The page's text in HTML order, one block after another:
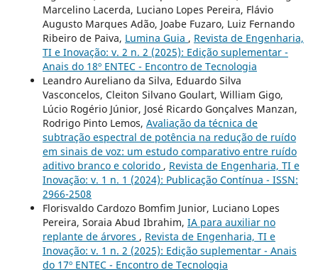
Marcelino Lacerda, Luciano Lopes Pereira, Flávio
Augusto Marques Adão, Joabe Fuzaro, Luiz Fernando
Ribeiro de Paiva, Lumina Guia , Revista de Engenharia,
TI e Inovação: v. 2 n. 2 (2025): Edição suplementar -
Anais do 18º ENTEC - Encontro de Tecnologia
Leandro Aureliano da Silva, Eduardo Silva
Vasconcelos, Cleiton Silvano Goulart, William Gigo,
Lúcio Rogério Júnior, José Ricardo Gonçalves Manzan,
Rodrigo Pinto Lemos, Avaliação da técnica de
subtração espectral de potência na redução de ruído
em sinais de voz: um estudo comparativo entre ruído
aditivo branco e colorido , Revista de Engenharia, TI e
Inovação: v. 1 n. 1 (2024): Publicação Contínua - ISSN:
2966-2508
Florisvaldo Cardozo Bomfim Junior, Luciano Lopes
Pereira, Soraia Abud Ibrahim, IA para auxiliar no
replante de árvores , Revista de Engenharia, TI e
Inovação: v. 1 n. 2 (2025): Edição suplementar - Anais
do 17º ENTEC - Encontro de Tecnologia